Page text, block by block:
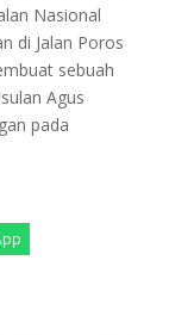
Nasional
di Jalan Poros
sebuah
Agus
pada